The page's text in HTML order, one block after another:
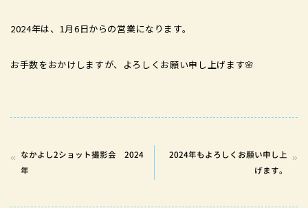
2024年は、1月6日からの営業になります。
お手数をおかけしますが、よろしくお願い申し上げます🌸
なかよし2ショット撮影会 2024
年
2024年もよろしくお願い申し上
げます。